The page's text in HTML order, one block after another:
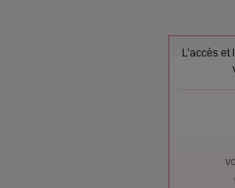
L’accès